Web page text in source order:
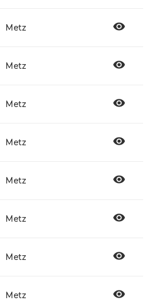
Metz
Metz
Metz
Metz
Metz
Metz
Metz
Metz